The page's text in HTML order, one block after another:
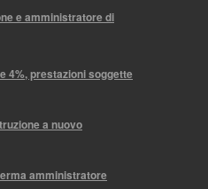
e amministratore di
4%, prestazioni soggette
a nuovo
amministratore